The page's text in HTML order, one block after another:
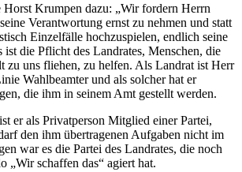
Krumpen dazu: „Wir fordern Herrn
Verantwortung ernst zu nehmen und statt
Einzelfälle hochzuspielen, endlich seine
ist die Pflicht des Landrates, Menschen, die
zu uns fliehen, zu helfen. Als Landrat ist Herr
Wahlbeamter und als solcher hat er
die ihm in seinem Amt gestellt werden.
er als Privatperson Mitglied einer Partei,
den ihm übertragenen Aufgaben nicht im
war es die Partei des Landrates, die noch
„Wir schaffen das“ agiert hat.